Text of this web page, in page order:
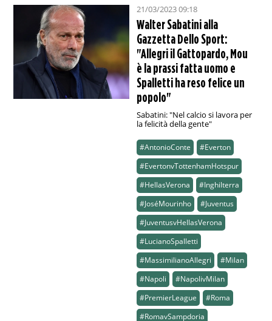
21/03/2023 09:18
Walter Sabatini alla
Gazzetta Dello Sport:
"Allegri il Gattopardo, Mou
è la prassi fatta uomo e
Spalletti ha reso felice un
popolo"
Sabatini: "Nel calcio si lavora per
la felicità della gente"
#AntonioConte
#Everton
#EvertonvTottenhamHotspur
#HellasVerona
#Inghilterra
#JoséMourinho
#Juventus
#JuventusvHellasVerona
#LucianoSpalletti
#MassimilianoAllegri
#Milan
#Napoli
#NapolivMilan
#PremierLeague
#Roma
#RomavSampdoria